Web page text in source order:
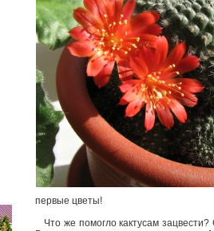
первые цветы!
Что же помогло кактусам